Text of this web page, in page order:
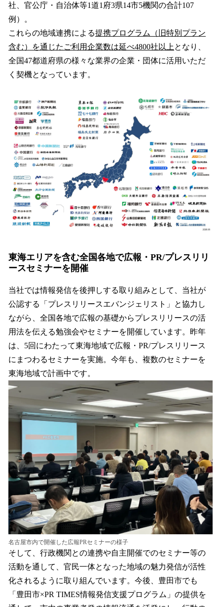
社、官公庁・自治体等1道1府3県14市5機関の合計107
例）。
これらの地域連携による提携プログラム（旧特別プラン
含む）を通じたご利用企業数は延べ4800社以上 となり、
全国47都道府県の様々な業界の企業・団体に活用いただ
く契機となっています。
東海エリアを含む全国各地で広報・PR/プレスリリ
ースセミナーを開催
当社では情報発信を後押しする取り組みとして、当社が
公認する「プレスリリースエバンジェリスト」と協力し
ながら、全国各地で広報の基礎からプレスリリースの活
用法を伝える勉強会やセミナーを開催しています。昨年
は、5回にわたって東海地域で広報・PR/プレスリリース
にまつわるセミナーを実施。今年も、複数のセミナーを
東海地域で計画中です。
名古屋市内で開催した広報PRセミナーの様子
そして、行政機関との連携や自主開催でのセミナー等の
活動を通して、官民一体となった地域の魅力発信が活性
化されるように取り組んでいます。今後、豊田市でも
「豊田市×PR TIMES情報発信支援プログラム」の提供を